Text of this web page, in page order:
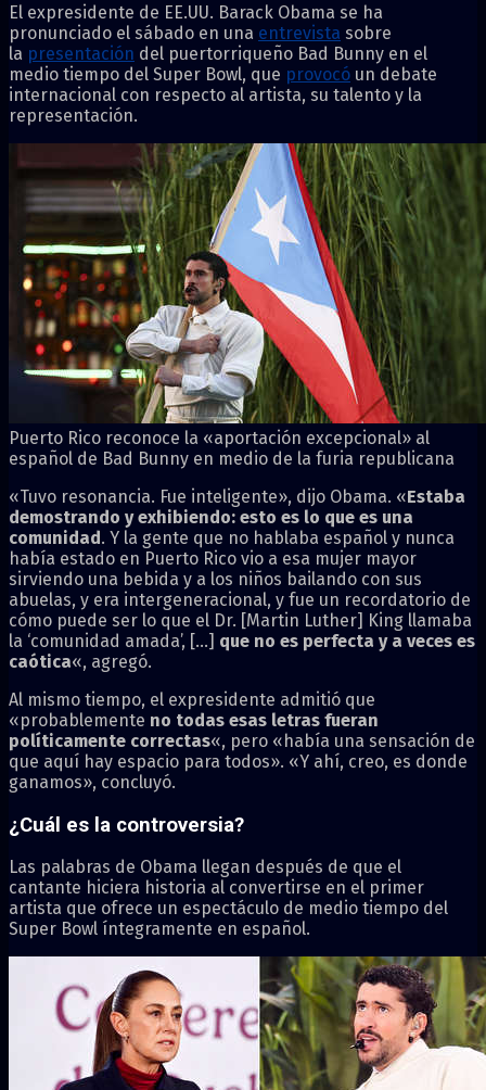
El expresidente de EE.UU. Barack Obama se ha
pronunciado el sábado en una entrevista sobre
la presentación del puertorriqueño Bad Bunny en el
medio tiempo del Super Bowl, que provocó un debate
internacional con respecto al artista, su talento y la
representación.
Puerto Rico reconoce la «aportación excepcional» al
español de Bad Bunny en medio de la furia republicana
«Tuvo resonancia. Fue inteligente», dijo Obama. «Estaba
demostrando y exhibiendo: esto es lo que es una
comunidad. Y la gente que no hablaba español y nunca
había estado en Puerto Rico vio a esa mujer mayor
sirviendo una bebida y a los niños bailando con sus
abuelas, y era intergeneracional, y fue un recordatorio de
cómo puede ser lo que el Dr. [Martin Luther] King llamaba
la ‘comunidad amada’, […] que no es perfecta y a veces es
caótica«, agregó.
Al mismo tiempo, el expresidente admitió que
«probablemente no todas esas letras fueran
políticamente correctas«, pero «había una sensación de
que aquí hay espacio para todos». «Y ahí, creo, es donde
ganamos», concluyó.
¿Cuál es la controversia?
Las palabras de Obama llegan después de que el
cantante hiciera historia al convertirse en el primer
artista que ofrece un espectáculo de medio tiempo del
Super Bowl íntegramente en español.